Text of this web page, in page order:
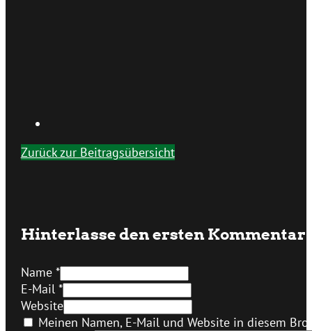
Zurück zur Beitragsübersicht
Hinterlasse den ersten Kommentar
Name *
E-Mail *
Website
Meinen Namen, E-Mail und Website in diesem